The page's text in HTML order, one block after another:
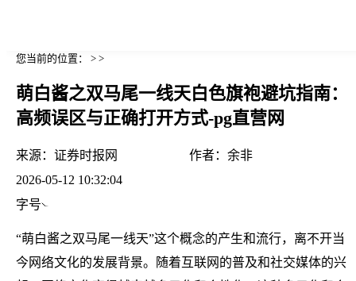
您当前的位置： > >
萌白酱之双马尾一线天白色旗袍避坑指南：
高频误区与正确打开方式-pg直营网
来源： 证券时报网 作者： 余非
2026-05-12 10:32:04
字号
“萌白酱之双马尾一线天”这个概念的产生和流行，离不开当
今网络文化的发展背景。随着互联网的普及和社交媒体的兴